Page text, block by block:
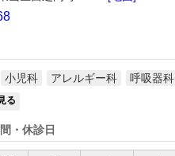
小児科 アレルギー科 呼吸器科
る
・休診日